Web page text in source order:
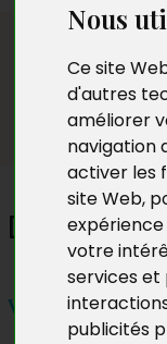
Nous
Ce site
d'autres
améliorer
navigation
activer les
site Web,
votre
services et
publicités
Salon
Daniel
Vendredi 12 avril